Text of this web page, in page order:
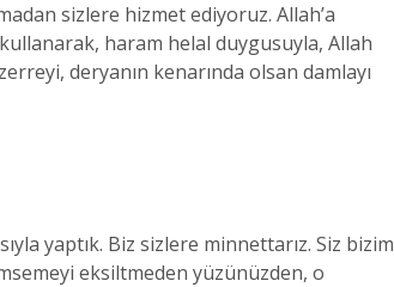
sizlere hizmet ediyoruz. Allah’a
haram helal duygusuyla, Allah
deryanın kenarında olsan damlayı
yaptık. Biz sizlere minnettarız. Siz bizim
eksiltmeden yüzünüzden, o